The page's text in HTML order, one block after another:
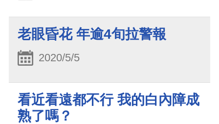
老眼昏花 年逾4旬拉警報
2020/5/5
看近看遠都不行 我的白內障成
熟了嗎？